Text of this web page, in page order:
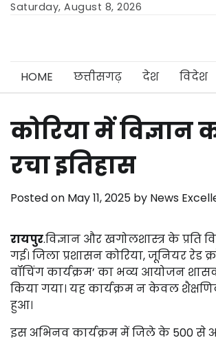
SkipSaturday, August 8, 2026
HOME छत्तीसगढ़ देश विदेश
कोरिया में
रचा इतिहास
Posted on May 11, 2025 by News
रायपुर.विज्ञान और खगोलशास्त्र के प्रति
गई। जिला प्रशासन कोरिया, जूनियर रेड
वॉचिंग कार्यक्रम’ का भव्य आयोजन
किया गया। यह कार्यक्रम न केवल
हुआ।
इस अभिनव कार्यक्रम में जिले के 500 से